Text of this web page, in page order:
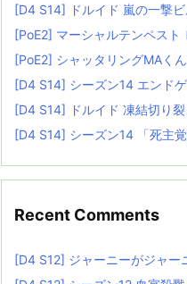
[D4 S14] ドルイド 嵐の一撃ビ
[PoE2] マーシャルテンペスト
[PoE2] シャッタリングMAく
[D4 S14] シーズン14 エンド
[D4 S14] ドルイド 凍結切り裂
[D4 S14] シーズン14 「死主
Recent Comments
[D4 S12] ジャーニーがジャー